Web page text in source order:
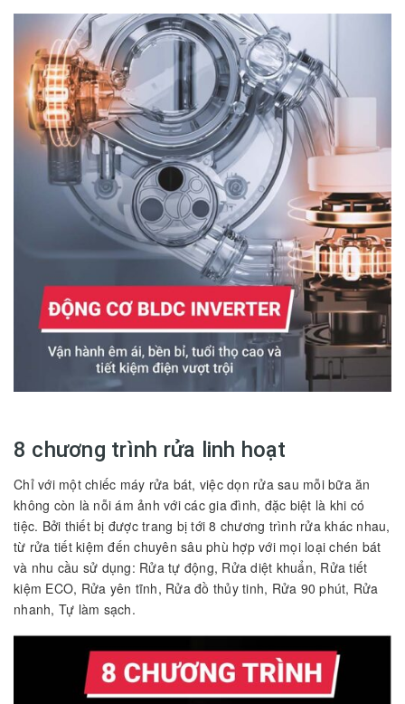
8 chương trình rửa linh hoạt
Chỉ với một chiếc máy rửa bát, việc dọn rửa sau mỗi bữa ăn
không còn là nỗi ám ảnh với các gia đình, đặc biệt là khi có
tiệc. Bởi thiết bị được trang bị tới 8 chương trình rửa khác nhau,
từ rửa tiết kiệm đến chuyên sâu phù hợp với mọi loại chén bát
và nhu cầu sử dụng: Rửa tự động, Rửa diệt khuẩn, Rửa tiết
kiệm ECO, Rửa yên tĩnh, Rửa đồ thủy tinh, Rửa 90 phút, Rửa
nhanh, Tự làm sạch.